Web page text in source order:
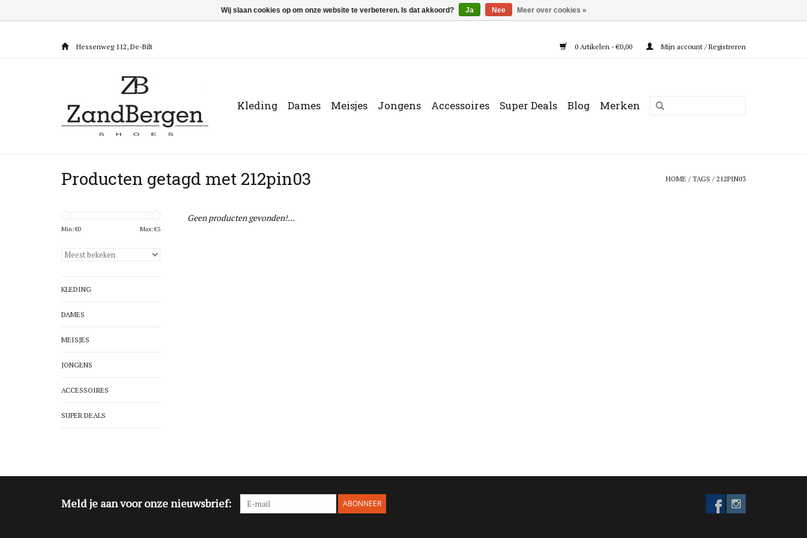
Hessenweg 112, De-Bilt 0 Artikelen - €0,00 Mijn account / Registreren
Kleding Dames Meisjes Jongens Accessoires Super Deals Blog Merken
Producten getagd met 212pin03 HOME /TAGS /212PIN03
Min: €0 Max: €5
KLEDING
DAMES
MEISJES
JONGENS
ACCESSOIRES
SUPER DEALS
Geen producten gevonden!...
Meld je aan voor onze nieuwsbrief: ABONNEER
Wij slaan cookies op om onze website te verbeteren. Is dat akkoord? Ja Nee Meer over cookies »